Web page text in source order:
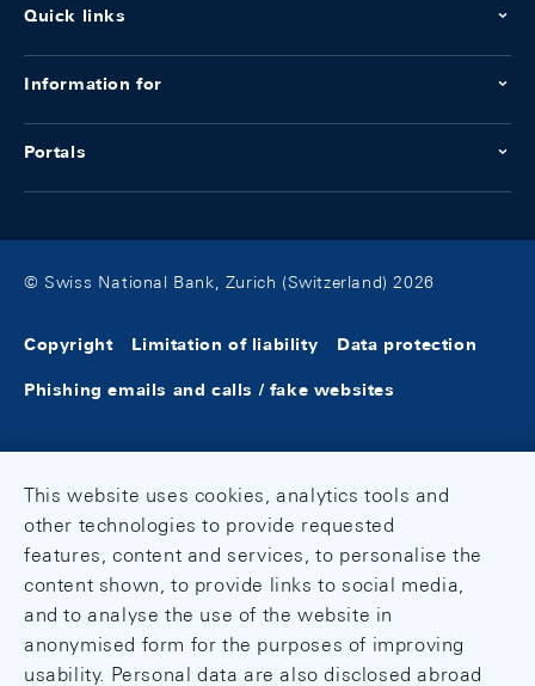
Quick links
Information for
Portals
© Swiss National Bank, Zurich (Switzerland) 2026
Copyright Limitation of liability Data protection
Phishing emails and calls / fake websites
This website uses cookies, analytics tools and
other technologies to provide requested
features, content and services, to personalise the
content shown, to provide links to social media,
and to analyse the use of the website in
anonymised form for the purposes of improving
usability. Personal data are also disclosed abroad